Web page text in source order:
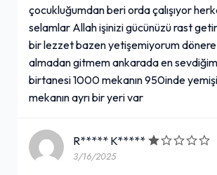
çocukluğumdan beri orda çalışıyor
selamlar Allah işinizi gücünüzü rast
bir lezzet bazen yetişemiyorum
almadan gitmem ankarada en
birtanesi 1000 mekanın 950inde
mekanın ayrı bir yeri var
R***** K*****
3/16/2025